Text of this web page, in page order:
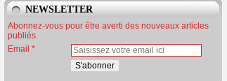
NEWSLETTER
Abonnez-vous pour être averti des nouveaux articles
publiés.
Email